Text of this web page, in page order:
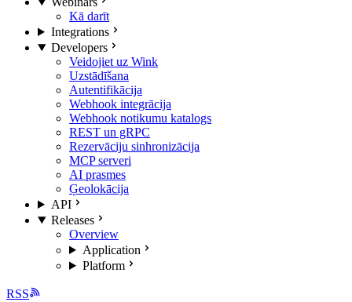
Kā darīt
Integrations
Developers
Veidojiet uz Wink
Uzstādīšana
Autentifikācija
Webhook integrācija
Webhook notikumu katalogs
REST un gRPC
Rezervāciju sinhronizācija
MCP serveri
AI prasmes
Ģeolokācija
API
Releases
Overview
Application
Platform
RSS